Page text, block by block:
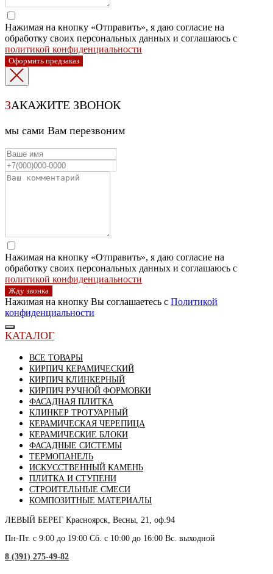
Нажимая на кнопку «Отправить», я даю согласие на
обработку своих персональных данных и соглашаюсь с
политикой конфиденциальности
Оформить предзаказ
ЗАКАЖИТЕ ЗВОНОК
мы сами Вам перезвоним
Нажимая на кнопку «Отправить», я даю согласие на
обработку своих персональных данных и соглашаюсь с
политикой конфиденциальности
Жду звонка
Нажимая на кнопку Вы соглашаетесь с Политикой
конфиденциальности
КАТАЛОГ
ВСЕ ТОВАРЫ
КИРПИЧ КЕРАМИЧЕСКИЙ
КИРПИЧ КЛИНКЕРНЫЙ
КИРПИЧ РУЧНОЙ ФОРМОВКИ
ФАСАДНАЯ ПЛИТКА
КЛИНКЕР ТРОТУАРНЫЙ
КЕРАМИЧЕСКАЯ ЧЕРЕПИЦА
КЕРАМИЧЕСКИЕ БЛОКИ
ФАСАДНЫЕ СИСТЕМЫ
ТЕРМОПАНЕЛЬ
ИСКУССТВЕННЫЙ КАМЕНЬ
ПЛИТКА И СТУПЕНИ
СТРОИТЕЛЬНЫЕ СМЕСИ
КОМПОЗИТНЫЕ МАТЕРИАЛЫ
ЛЕВЫЙ БЕРЕГ Красноярск, Весны, 21, оф.94
Пн-Пт. с 9:00 до 19:00 Сб. с 10:00 до 16:00 Вс. выходной
8 (391) 275-49-82